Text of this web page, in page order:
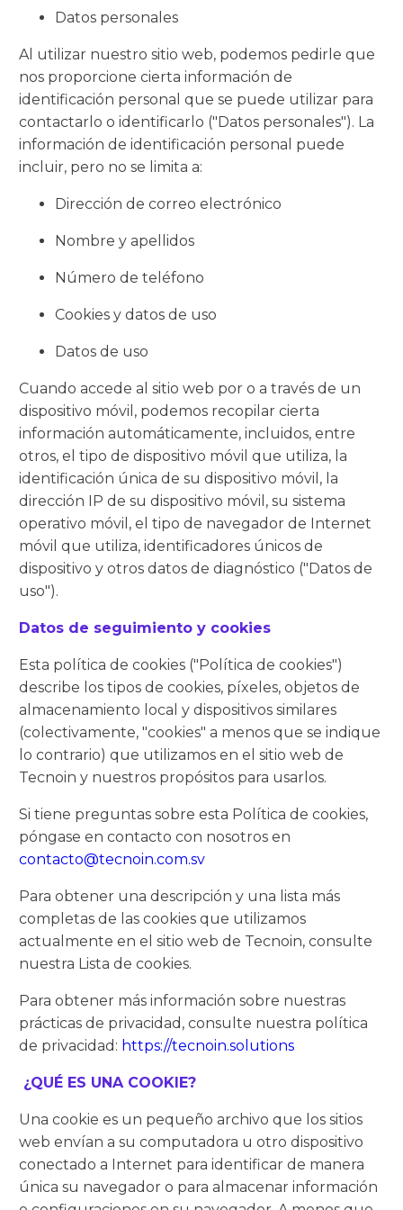
Datos personales
Al utilizar nuestro sitio web, podemos pedirle que
nos proporcione cierta información de
identificación personal que se puede utilizar para
contactarlo o identificarlo ("Datos personales"). La
información de identificación personal puede
incluir, pero no se limita a:
Dirección de correo electrónico
Nombre y apellidos
Número de teléfono
Cookies y datos de uso
Datos de uso
Cuando accede al sitio web por o a través de un
dispositivo móvil, podemos recopilar cierta
información automáticamente, incluidos, entre
otros, el tipo de dispositivo móvil que utiliza, la
identificación única de su dispositivo móvil, la
dirección IP de su dispositivo móvil, su sistema
operativo móvil, el tipo de navegador de Internet
móvil que utiliza, identificadores únicos de
dispositivo y otros datos de diagnóstico ("Datos de
uso").
Datos de seguimiento y cookies
Esta política de cookies ("Política de cookies")
describe los tipos de cookies, píxeles, objetos de
almacenamiento local y dispositivos similares
(colectivamente, "cookies" a menos que se indique
lo contrario) que utilizamos en el sitio web de
Tecnoin y nuestros propósitos para usarlos.
Si tiene preguntas sobre esta Política de cookies,
póngase en contacto con nosotros en
contacto@tecnoin.com.sv
Para obtener una descripción y una lista más
completas de las cookies que utilizamos
actualmente en el sitio web de Tecnoin, consulte
nuestra Lista de cookies.
Para obtener más información sobre nuestras
prácticas de privacidad, consulte nuestra política
de privacidad: https://tecnoin.solutions
¿QUÉ ES UNA COOKIE?
Una cookie es un pequeño archivo que los sitios
web envían a su computadora u otro dispositivo
conectado a Internet para identificar de manera
única su navegador o para almacenar información